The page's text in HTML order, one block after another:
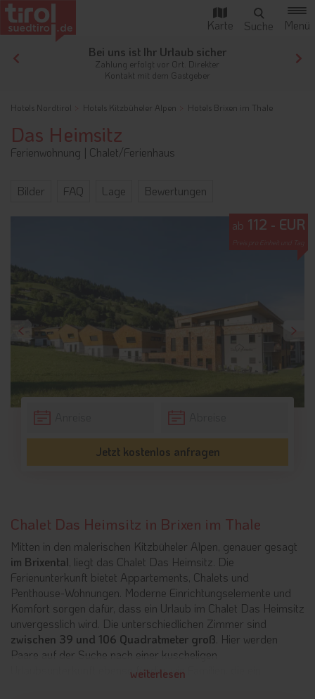
Bei uns ist Ihr Urlaub sicher
Zahlung erfolgt vor Ort. Direkter
Kontakt mit dem Gastgeber
Hotels Nordtirol Hotels Kitzbüheler Alpen Hotels Brixen im Thale
Das Heimsitz
Ferienwohnung | Chalet/Ferienhaus
Bilder FAQ Lage Bewertungen
ab 112 - EUR
Jetzt kostenlos anfragen
Chalet Das Heimsitz in Brixen im Thale
Mitten in den malerischen Kitzbüheler Alpen, genauer gesagt
im Brixental , liegt das Chalet Das Heimsitz. Die
Ferienunterkunft bietet Appartements, Chalets und
Penthouse-Wohnungen. Moderne Einrichtungselemente und
Komfort sorgen dafür, dass ein Urlaub im Chalet Das Heimsitz
unvergesslich wird. Die unterschiedlichen Zimmer sind
zwischen 39 und 106 Quadratmeter groß . Hier werden
Paare auf der Suche nach einer kuscheligen
Urlaubsunterkunft ebenso fündig, wie Familien, die ein
weiterlesen